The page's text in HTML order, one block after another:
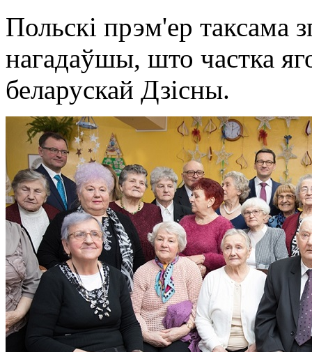
Польскі прэм'ер таксама
нагадаўшы, што частка
беларускай Дзісны.